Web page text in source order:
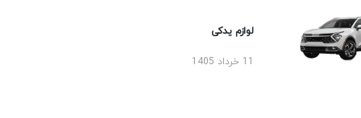
لوازم یدکی